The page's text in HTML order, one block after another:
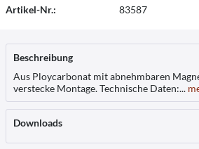
Artikel-Nr.: 83587
Beschreibung
Aus Ploycarbonat mit abnehmbaren
verstecke Montage. Technische Daten:...
Downloads